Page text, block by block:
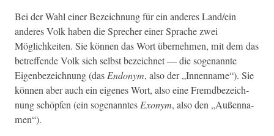
Bei der Wahl ein­er Beze­ich­nung für ein anderes Land/ein
anderes Volk haben die Sprech­er ein­er Sprache zwei
Möglichkeit­en. Sie kön­nen das Wort übernehmen, mit dem das
betr­e­f­fende Volk sich selb­st beze­ich­net — die soge­nan­nte
Eigen­beze­ich­nung (das Endonym, also der „Innen­name“). Sie
kön­nen aber auch ein eigenes Wort, also eine Fremd­beze­ich­
nung schöpfen (ein soge­nan­ntes Exonym, also den „Außen­na­
men“).